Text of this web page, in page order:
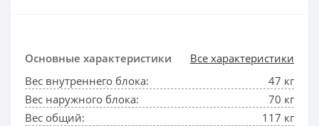
Основные характеристики
Все характеристики
Вес внутреннего блока:
47 кг
Вес наружного блока:
70 кг
Вес общий:
117 кг